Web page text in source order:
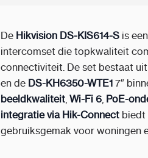
De Hikvision DS-KIS614-S is
intercomset die topkwaliteit
connectiviteit. De set bestaat
en de DS-KH6350-WTE1 7″
beeldkwaliteit, Wi-Fi 6, PoE-
integratie via Hik-Connect biedt
gebruiksgemak voor woningen